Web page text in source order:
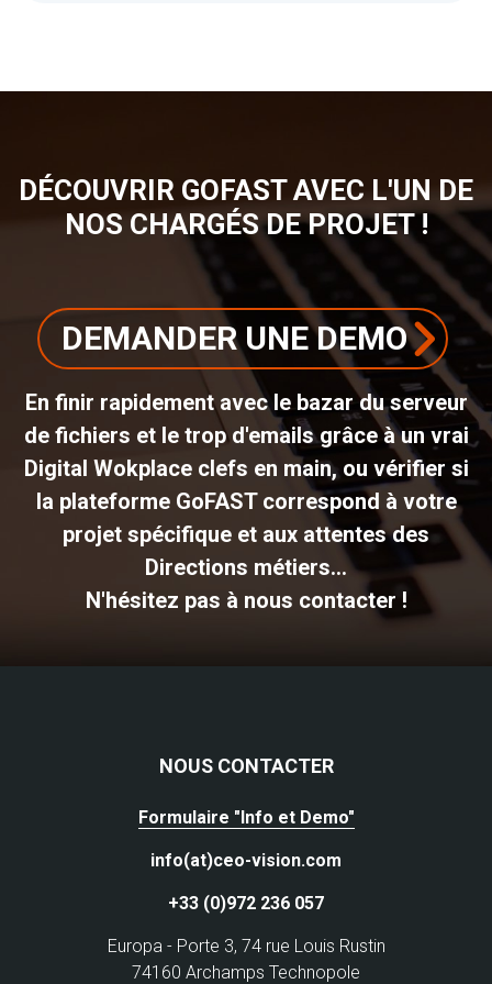
DÉCOUVRIR GOFAST AVEC L'UN DE
NOS CHARGÉS DE PROJET !
DEMANDER UNE DEMO
En finir rapidement avec le bazar du serveur
de fichiers et le trop d'emails grâce à un vrai
Digital Wokplace clefs en main, ou vérifier si
la plateforme GoFAST correspond à votre
projet spécifique et aux attentes des
Directions métiers...
N'hésitez pas à nous contacter !
NOUS CONTACTER
Formulaire "Info et Demo"
info(at)ceo-vision.com
+33 (0)972 236 057
Europa - Porte 3, 74 rue Louis Rustin
74160 Archamps Technopole